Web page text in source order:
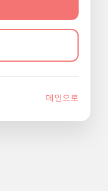
메인으로